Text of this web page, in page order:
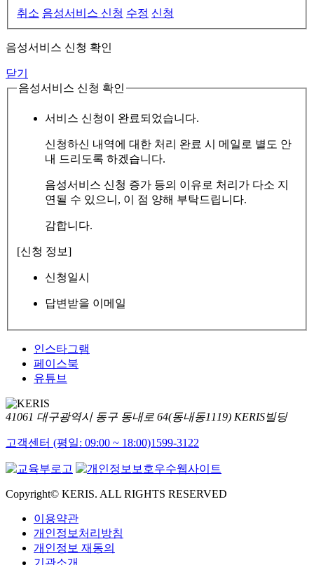
취소 음성서비스 신청 수정 신청
음성서비스 신청 확인
닫기
음성서비스 신청 확인
서비스 신청이 완료되었습니다.
신청하신 내역에 대한 처리 완료 시 메일로 별도 안
내 드리도록 하겠습니다.
음성서비스 신청 증가 등의 이유로 처리가 다소 지
연될 수 있으니, 이 점 양해 부탁드립니다.
감합니다.
[신청 정보]
신청일시
답변받을 이메일
인스타그램
페이스북
유튜브
41061 대구광역시 동구 동내로 64(동내동1119) KERIS빌딩
고객센터 (평일: 09:00 ~ 18:00)1599-3122
Copyright© KERIS. ALL RIGHTS RESERVED
이용약관
개인정보처리방침
개인정보 재동의
기관소개